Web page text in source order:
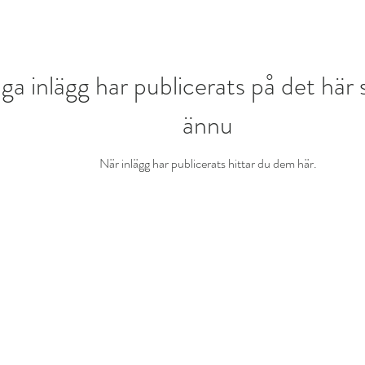
inlägg har publicerats på det här
ännu
När inlägg har publicerats hittar du dem här.